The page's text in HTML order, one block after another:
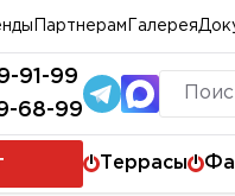
Партнерам Галерея
91-99
68-99
Террасы